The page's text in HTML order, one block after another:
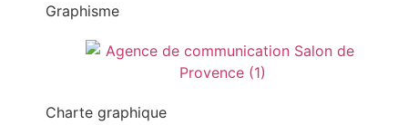
Graphisme
Charte graphique